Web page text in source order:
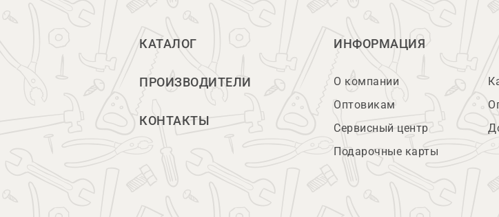
КАТАЛОГ
ПРОИЗВОДИТЕЛИ
КОНТАКТЫ
ИНФОРМАЦИЯ
О компании
Оптовикам
Сервисный центр
Подарочные карты